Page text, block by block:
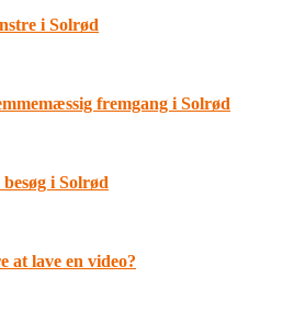
i Solrød
fremgang i Solrød
i Solrød
lave en video?